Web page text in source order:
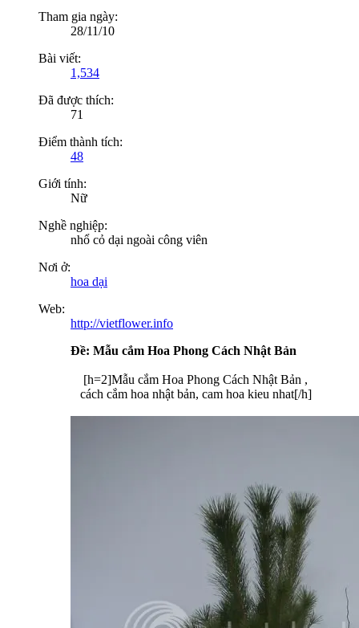
Tham gia ngày:
28/11/10
Bài viết:
1,534
Đã được thích:
71
Điểm thành tích:
48
Giới tính:
Nữ
Nghề nghiệp:
nhổ cỏ dại ngoài công viên
Nơi ở:
hoa dại
Web:
http://vietflower.info
Ðề: Mẫu cắm Hoa Phong Cách Nhật Bản
[h=2]Mẫu cắm Hoa Phong Cách Nhật Bản ,
cách cắm hoa nhật bản, cam hoa kieu nhat[/h]